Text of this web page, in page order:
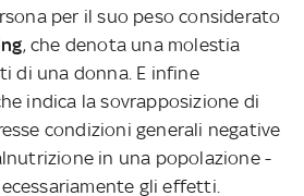
per il suo peso considerato
, che denota una molestia
di una donna. E infine
indica la sovrapposizione di
condizioni generali negative
in una popolazione -
gli effetti.